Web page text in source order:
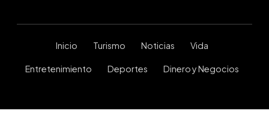
Inicio Turismo Noticias Vida
Entretenimiento Deportes Dinero y Negocios